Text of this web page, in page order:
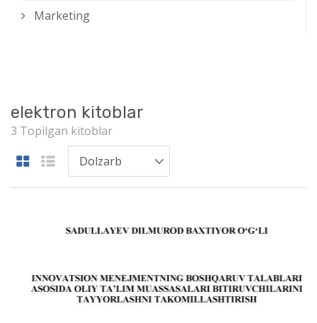
Marketing
elektron kitoblar
3 Topilgan kitoblar